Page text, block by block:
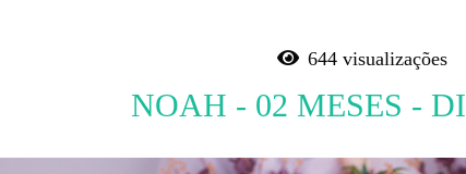
644 visualizações
NOAH - 02 MESES -